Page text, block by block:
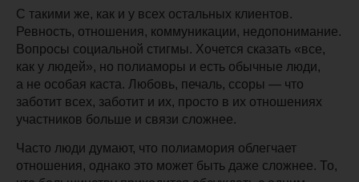
С такими же, как и у всех остальных клиентов.
Ревность, отношения, коммуникации, недопонимание.
Вопросы социальной стигмы. Хочется сказать «все,
как у людей», но полиаморы и есть обычные люди,
а не особая каста. Любовь, печаль, ссоры — что
заботит всех, заботит и их, просто в их отношениях
участников больше и связи сложнее.
Часто люди думают, что полиамория облегчает
отношения, однако это может быть даже сложнее. То,